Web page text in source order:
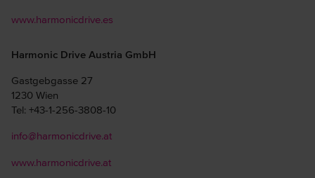
www.harmonicdrive.es
Harmonic Drive Austria GmbH
Gastgebgasse 27
1230 Wien
Tel: +43-1-256-3808-10
info@harmonicdrive.at
www.harmonicdrive.at